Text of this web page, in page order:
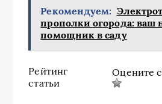
Рекомендуем:
прополки огорода: ваш
помощник в саду
Рейтинг
статьи
Оцените